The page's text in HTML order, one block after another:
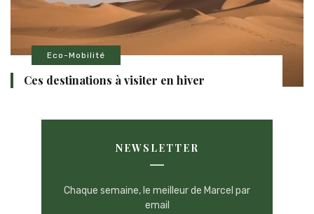
Eco-Mobilité
Ces destinations à visiter en hiver
NEWSLETTER
Chaque semaine, le meilleur de Marcel par
email